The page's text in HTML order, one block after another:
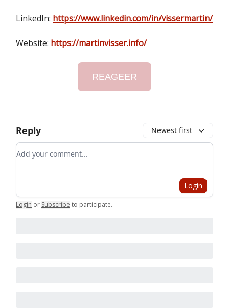
LinkedIn: https://www.linkedin.com/in/vissermartin/
Website: https://martinvisser.info/
REAGEER
Reply Newest first
Add your comment
Login
Login or Subscribe to participate.